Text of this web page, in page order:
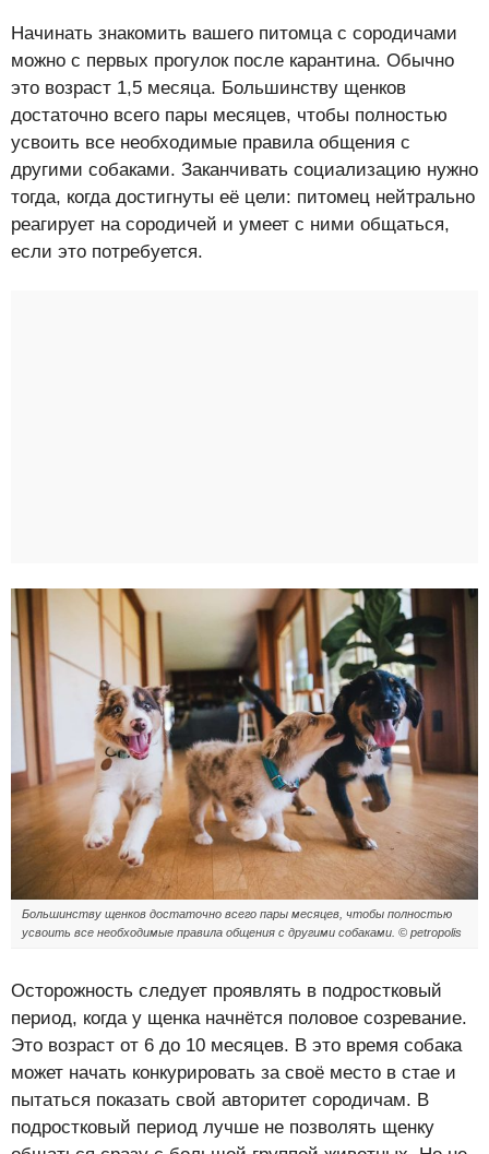
Начинать знакомить вашего питомца с сородичами
можно с первых прогулок после карантина. Обычно
это возраст 1,5 месяца. Большинству щенков
достаточно всего пары месяцев, чтобы полностью
усвоить все необходимые правила общения с
другими собаками. Заканчивать социализацию нужно
тогда, когда достигнуты её цели: питомец нейтрально
реагирует на сородичей и умеет с ними общаться,
если это потребуется.
Большинству щенков достаточно всего пары месяцев, чтобы полностью
усвоить все необходимые правила общения с другими собаками. © petropolis
Осторожность следует проявлять в подростковый
период, когда у щенка начнётся половое созревание.
Это возраст от 6 до 10 месяцев. В это время собака
может начать конкурировать за своё место в стае и
пытаться показать свой авторитет сородичам. В
подростковый период лучше не позволять щенку